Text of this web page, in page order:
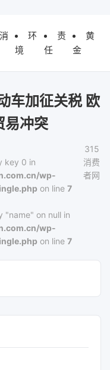
消 环
境
责
任
黄
金
车加征关税 欧
易冲突
key 0 in
wp-
on line7
"name" on null in
wp-
on line7
315
消费
者网